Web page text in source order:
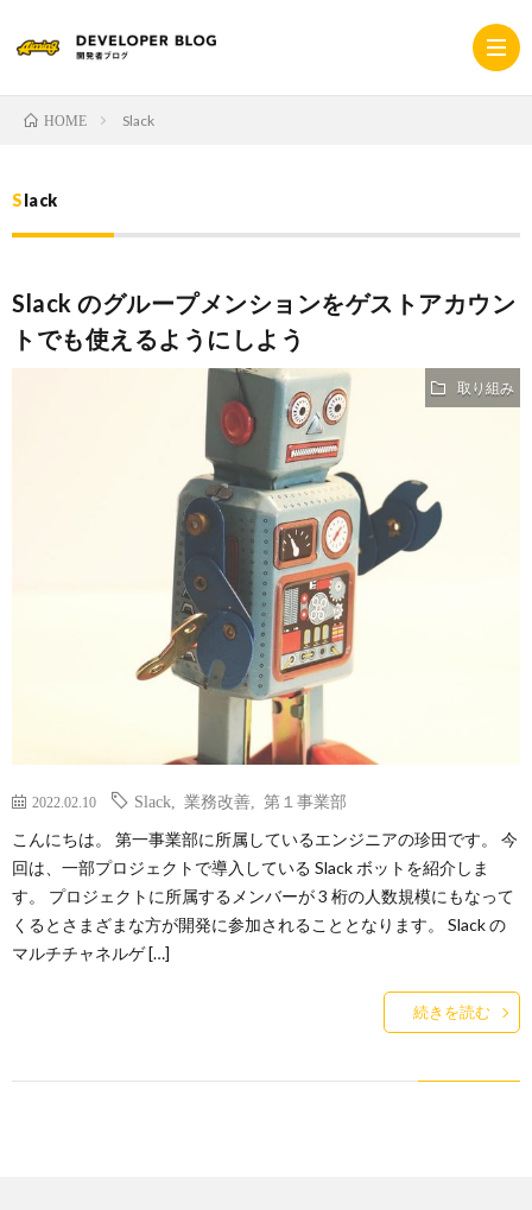
ー
ム
採
用
サ
コ
ー
プ
HOME Slack
Slack
Slack のグループメンションをゲストアカウン
トでも使えるようにしよう
取り組み
2022.02.10 Slack 業務改善 第１事業部
こんにちは。 第一事業部に所属しているエンジニアの珍田です。 今
回は、一部プロジェクトで導入している Slack ボットを紹介しま
す。 プロジェクトに所属するメンバーが 3 桁の人数規模にもなって
くるとさまざまな方が開発に参加されることとなります。 Slack の
マルチチャネルゲ […]
続きを読む